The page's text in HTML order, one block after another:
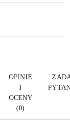
OPINIE
I
OCENY
(0)